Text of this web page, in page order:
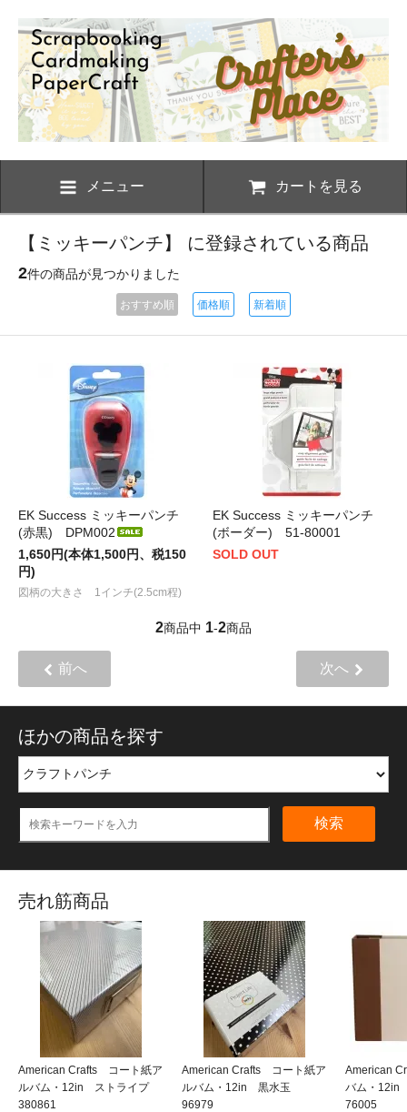
メニュー カートを見る
【ミッキーパンチ】 に登録されている商品
2件の商品が見つかりました
おすすめ順 価格順 新着順
EK Success ミッキーパンチ
(赤黒) DPM002
1,650円(本体1,500円、税150
円)
図柄の大きさ 1インチ(2.5cm程)
EK Success ミッキーパンチ
(ボーダー) 51-80001
SOLD OUT
2商品中 1-2商品
前へ 次へ
ほかの商品を探す
検索
売れ筋商品
American Crafts コート紙ア
ルバム・12in ストライプ
380861
American Crafts コート紙ア
ルバム・12in 黒水玉
96979
American
バム・
76005